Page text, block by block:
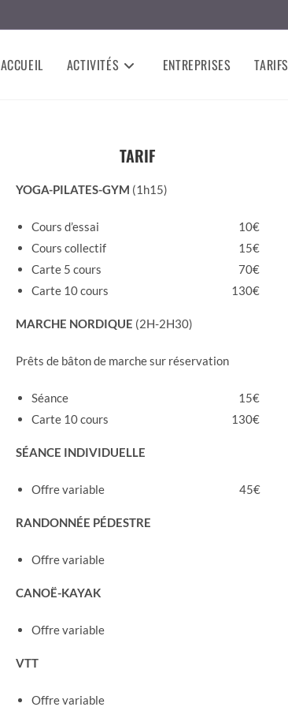
ACCUEIL ACTIVITÉS ENTREPRISES TARIFS
TARIF
YOGA-PILATES-GYM (1h15)
Cours d’essai
10€
Cours collectif
15€
Carte 5 cours
70€
Carte 10 cours
130€
MARCHE NORDIQUE (2H-2H30)
Prêts de bâton de marche sur réservation
Séance
15€
Carte 10 cours 130€
SÉANCE INDIVIDUELLE
Offre variable 45€
RANDONNÉE PÉDESTRE
Offre variable
CANOË-KAYAK
Offre variable
VTT
Offre variable